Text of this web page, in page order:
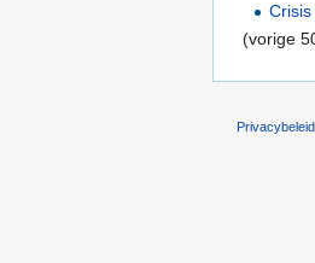
(vorige
Privacybeleid